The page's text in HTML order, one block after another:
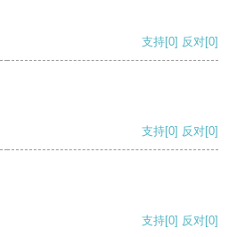
支持[0] 反对[0]
支持[0] 反对[0]
支持[0] 反对[0]